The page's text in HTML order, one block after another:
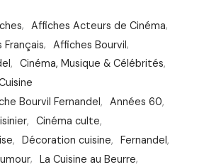
, Affiches Acteurs de Cinéma,
, Affiches Bourvil,
, Cinéma, Musique & Célébrités,
Bourvil Fernandel, Années 60,
, Cinéma culte,
, Décoration cuisine, Fernandel,
, La Cuisine au Beurre,